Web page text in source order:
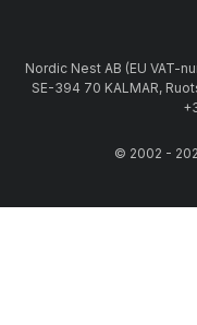
Nordic Nest AB (EU VAT-
SE-394 70 KALMAR,
© 2002 -